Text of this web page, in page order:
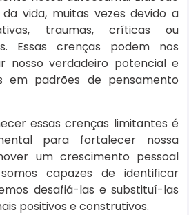
vida, muitas vezes devido a
traumas, críticas ou
Essas crenças podem nos
nosso verdadeiro potencial e
em padrões de pensamento
essas crenças limitantes é
para fortalecer nossa
um crescimento pessoal
capazes de identificar
desafiá-las e substituí-las
positivos e construtivos.